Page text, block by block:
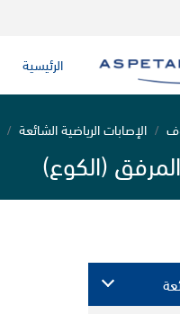
الرئيسية
الإصابات الرياضية الشائعة
(الكوع)